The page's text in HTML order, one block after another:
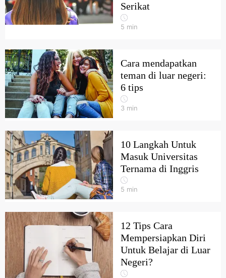
Serikat
5 min
Cara mendapatkan
teman di luar negeri:
6 tips
3 min
10 Langkah Untuk
Masuk Universitas
Ternama di Inggris
5 min
12 Tips Cara
Mempersiapkan Diri
Untuk Belajar di Luar
Negeri?